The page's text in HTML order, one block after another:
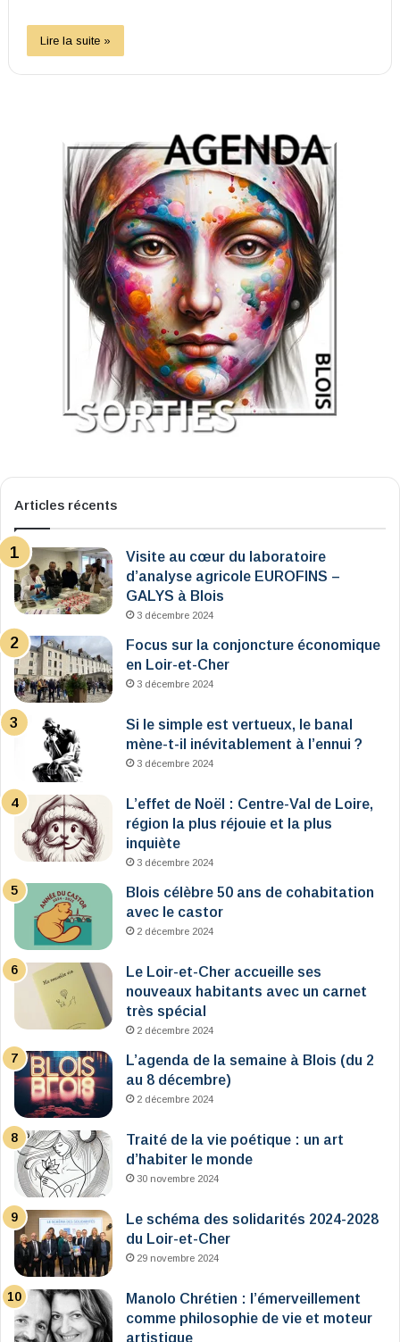
Lire la suite »
Articles récents
Visite au cœur du laboratoire
d’analyse agricole EUROFINS –
GALYS à Blois
3 décembre 2024
Focus sur la conjoncture économique
en Loir-et-Cher
3 décembre 2024
Si le simple est vertueux, le banal
mène-t-il inévitablement à l’ennui ?
3 décembre 2024
L’effet de Noël : Centre-Val de Loire,
région la plus réjouie et la plus
inquiète
3 décembre 2024
Blois célèbre 50 ans de cohabitation
avec le castor
2 décembre 2024
Le Loir-et-Cher accueille ses
nouveaux habitants avec un carnet
très spécial
2 décembre 2024
L’agenda de la semaine à Blois (du 2
au 8 décembre)
2 décembre 2024
Traité de la vie poétique : un art
d’habiter le monde
30 novembre 2024
Le schéma des solidarités 2024-2028
du Loir-et-Cher
29 novembre 2024
Manolo Chrétien : l’émerveillement
comme philosophie de vie et moteur
artistique